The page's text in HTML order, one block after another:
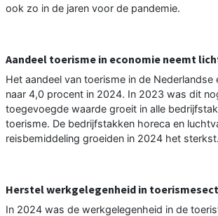
ook zo in de jaren voor de pandemie.
Aandeel toerisme in economie neemt
Het aandeel van toerisme in de
naar 4,0 procent in 2024. In 2023 was dit
toegevoegde waarde groeit in alle
toerisme. De bedrijfstakken horeca en
reisbemiddeling groeiden in 2024 het sterkst.
Herstel werkgelegenheid in
In 2024 was de werkgelegenheid in de